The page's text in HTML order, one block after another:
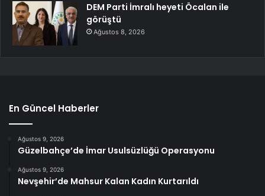
DEM Parti İmralı heyeti Öcalan ile
görüştü
Ağustos 8, 2026
En Güncel Haberler
Ağustos 9, 2026
Güzelbahçe’de İmar Usulsüzlüğü Operasyonu
Ağustos 9, 2026
Nevşehir’de Mahsur Kalan Kadın Kurtarıldı